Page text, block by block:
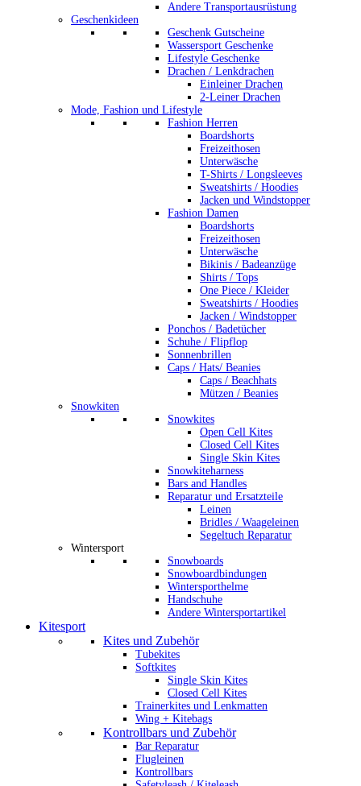
Andere Transportausrüstung
Geschenkideen
Geschenk Gutscheine
Wassersport Geschenke
Lifestyle Geschenke
Drachen / Lenkdrachen
Einleiner Drachen
2-Leiner Drachen
Mode, Fashion und Lifestyle
Fashion Herren
Boardshorts
Freizeithosen
Unterwäsche
T-Shirts / Longsleeves
Sweatshirts / Hoodies
Jacken und Windstopper
Fashion Damen
Boardshorts
Freizeithosen
Unterwäsche
Bikinis / Badeanzüge
Shirts / Tops
One Piece / Kleider
Sweatshirts / Hoodies
Jacken / Windstopper
Ponchos / Badetücher
Schuhe / Flipflop
Sonnenbrillen
Caps / Hats/ Beanies
Caps / Beachhats
Mützen / Beanies
Snowkiten
Snowkites
Open Cell Kites
Closed Cell Kites
Single Skin Kites
Snowkiteharness
Bars and Handles
Reparatur und Ersatzteile
Leinen
Bridles / Waageleinen
Segeltuch Reparatur
Wintersport
Snowboards
Snowboardbindungen
Wintersporthelme
Handschuhe
Andere Wintersportartikel
Kitesport
Kites und Zubehör
Tubekites
Softkites
Single Skin Kites
Closed Cell Kites
Trainerkites und Lenkmatten
Wing + Kitebags
Kontrollbars und Zubehör
Bar Reparatur
Flugleinen
Kontrollbars